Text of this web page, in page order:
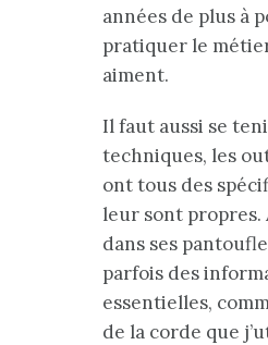
années de plus à
pratiquer le
aiment.
Il faut aussi se
techniques, les
ont tous des
leur sont propres.
dans ses
parfois des
essentielles,
de la corde que